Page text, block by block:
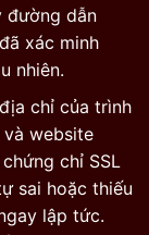
đường dẫn
xác minh
nhiên.
chỉ của trình
website
chỉ SSL
sai hoặc thiếu
lập tức.